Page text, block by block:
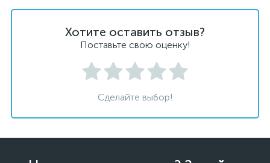
Хотите оставить отзыв?
Поставьте свою оценку!
Сделайте выбор!